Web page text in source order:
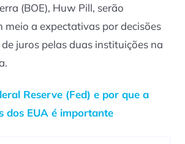
(BOE), Huw Pill, serão
meio a expectativas por decisões
juros pelas duas instituições na
Reserve (Fed) e por que a
dos EUA é importante